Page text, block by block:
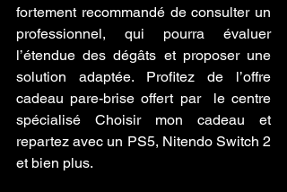
fortement recommandé de consulter un
professionnel, qui pourra évaluer
l’étendue des dégâts et proposer une
solution adaptée. Profitez de l’offre
cadeau pare-brise offert par  le centre
spécialisé Choisir mon cadeau et
repartez avec un PS5, Nitendo Switch 2
et bien plus.